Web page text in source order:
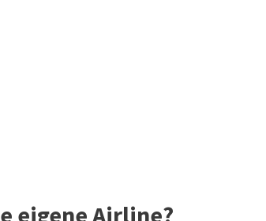
eigene Airline?